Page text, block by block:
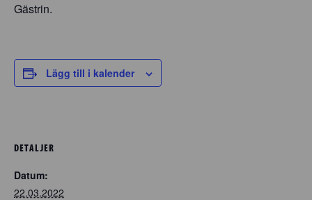
Gästrin.
Lägg till i kalender
DETALJER
Datum:
22.03.2022